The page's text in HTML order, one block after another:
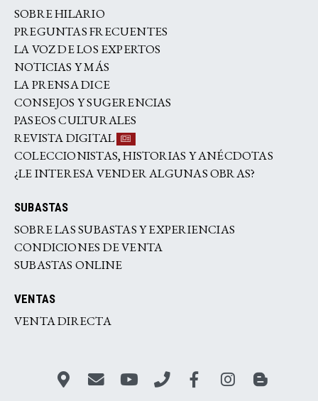
SOBRE HILARIO
PREGUNTAS FRECUENTES
LA VOZ DE LOS EXPERTOS
NOTICIAS Y MÁS
LA PRENSA DICE
CONSEJOS Y SUGERENCIAS
PASEOS CULTURALES
REVISTA DIGITAL
COLECCIONISTAS, HISTORIAS Y ANÉCDOTAS
¿LE INTERESA VENDER ALGUNAS OBRAS?
SUBASTAS
SOBRE LAS SUBASTAS Y EXPERIENCIAS
CONDICIONES DE VENTA
SUBASTAS ONLINE
VENTAS
VENTA DIRECTA